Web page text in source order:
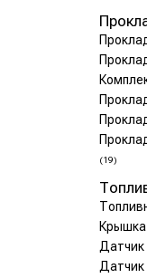
(19)
Крышка
Датчик
Датчик